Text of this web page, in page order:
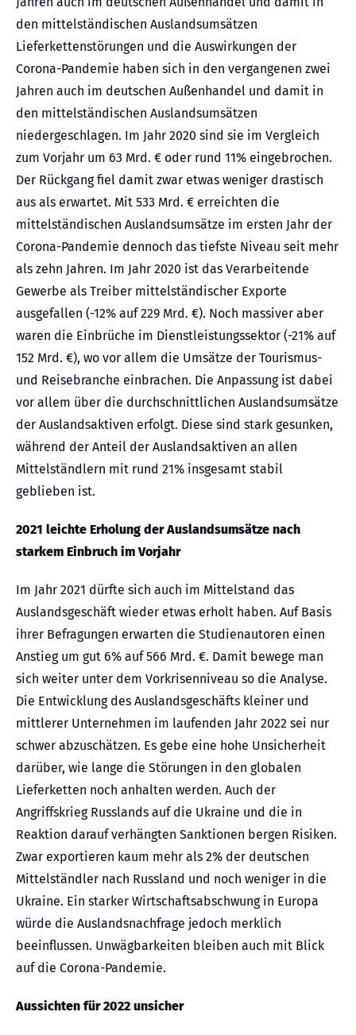
den mittelständischen Auslandsumsätzen
Lieferkettenstörungen und die Auswirkungen der
Corona-Pandemie haben sich in den vergangenen zwei
Jahren auch im deutschen Außenhandel und damit in
den mittelständischen Auslandsumsätzen
niedergeschlagen. Im Jahr 2020 sind sie im Vergleich
zum Vorjahr um 63 Mrd. € oder rund 11% eingebrochen.
Der Rückgang fiel damit zwar etwas weniger drastisch
aus als erwartet. Mit 533 Mrd. € erreichten die
mittelständischen Auslandsumsätze im ersten Jahr der
Corona-Pandemie dennoch das tiefste Niveau seit mehr
als zehn Jahren. Im Jahr 2020 ist das Verarbeitende
Gewerbe als Treiber mittelständischer Exporte
ausgefallen (-12% auf 229 Mrd. €). Noch massiver aber
waren die Einbrüche im Dienstleistungssektor (-21% auf
152 Mrd. €), wo vor allem die Umsätze der Tourismus-
und Reisebranche einbrachen. Die Anpassung ist dabei
vor allem über die durchschnittlichen Auslandsumsätze
der Auslandsaktiven erfolgt. Diese sind stark gesunken,
während der Anteil der Auslandsaktiven an allen
Mittelständlern mit rund 21% insgesamt stabil
geblieben ist.
2021 leichte Erholung der Auslandsumsätze nach
starkem Einbruch im Vorjahr
Im Jahr 2021 dürfte sich auch im Mittelstand das
Auslandsgeschäft wieder etwas erholt haben. Auf Basis
ihrer Befragungen erwarten die Studienautoren einen
Anstieg um gut 6% auf 566 Mrd. €. Damit bewege man
sich weiter unter dem Vorkrisenniveau so die Analyse.
Die Entwicklung des Auslandsgeschäfts kleiner und
mittlerer Unternehmen im laufenden Jahr 2022 sei nur
schwer abzuschätzen. Es gebe eine hohe Unsicherheit
darüber, wie lange die Störungen in den globalen
Lieferketten noch anhalten werden. Auch der
Angriffskrieg Russlands auf die Ukraine und die in
Reaktion darauf verhängten Sanktionen bergen Risiken.
Zwar exportieren kaum mehr als 2% der deutschen
Mittelständler nach Russland und noch weniger in die
Ukraine. Ein starker Wirtschaftsabschwung in Europa
würde die Auslandsnachfrage jedoch merklich
beeinflussen. Unwägbarkeiten bleiben auch mit Blick
auf die Corona-Pandemie.
Aussichten für 2022 unsicher